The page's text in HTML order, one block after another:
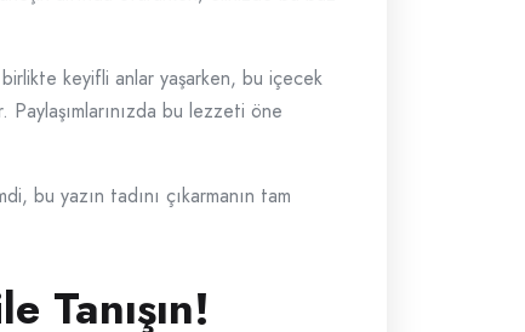
keyifli anlar yaşarken, bu içecek
bu lezzeti öne
bu yazın tadını çıkarmanın tam
Tanışın!